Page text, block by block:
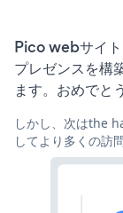
Pico webサイト
プレゼンスを構
ます。おめでと
しかし、次はthe
してより多くの訪